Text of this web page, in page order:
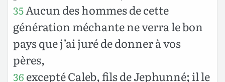
35Aucun des hommes de cette
génération méchante ne verra le bon
pays que j’ai juré de donner à vos
pères,
36 excepté Caleb, fils de Jephunné; il le